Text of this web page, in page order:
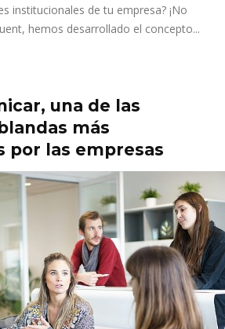
institucionales de tu empresa? ¡No
hemos desarrollado el concepto...
una de las
más
por las empresas